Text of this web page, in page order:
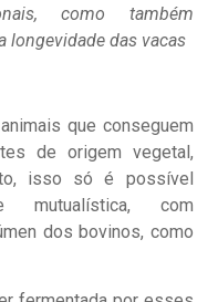
como também
longevidade das vacas
que conseguem
de origem vegetal,
isso só é possível
com
dos bovinos, como